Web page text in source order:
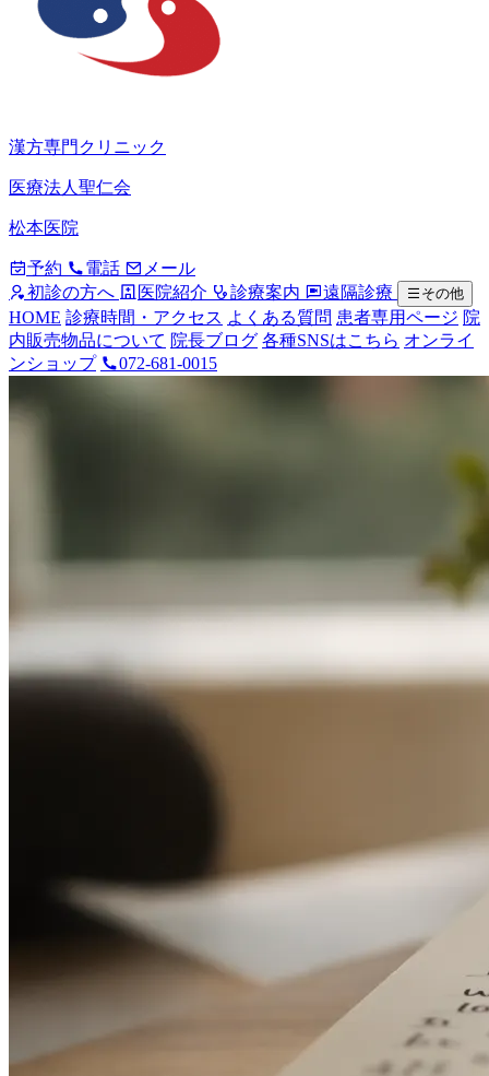
漢方専門クリニック
医療法人聖仁会
松本医院
予約 電話
メール
初診の方へ
医院紹介 診療案内 遠隔診療 その他
HOME 診療時間・アクセス よくある質問 患者専用ページ 院
内販売物品について 院長ブログ 各種SNSはこちら オンライ
ンショップ
072-681-0015